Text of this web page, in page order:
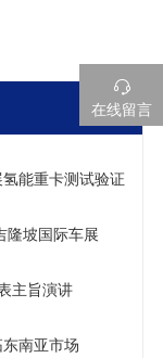

在线留言
能重卡测试验证
隆坡国际车展
主旨演讲
南亚市场